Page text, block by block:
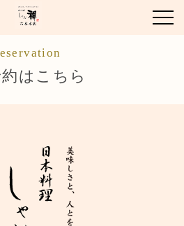
店舗情報
ご優待
はこちら